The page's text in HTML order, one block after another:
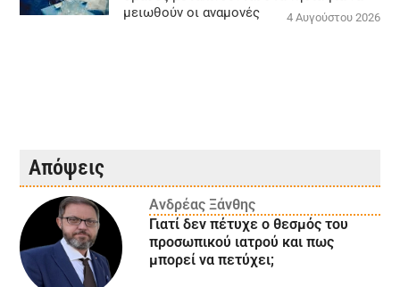
μειωθούν οι αναμονές
4 Αυγούστου 2026
Απόψεις
Ανδρέας Ξάνθης
Γιατί δεν πέτυχε ο θεσμός του
προσωπικού ιατρού και πως
μπορεί να πετύχει;